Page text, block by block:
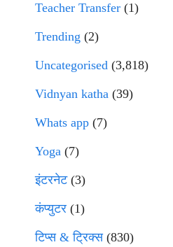
Teacher Transfer (1)
Trending (2)
Uncategorised (3,818)
Vidnyan katha (39)
Whats app (7)
Yoga (7)
इंटरनेट(3)
कंप्युटर (1)
टिप्स & ट्रिक्स(830)